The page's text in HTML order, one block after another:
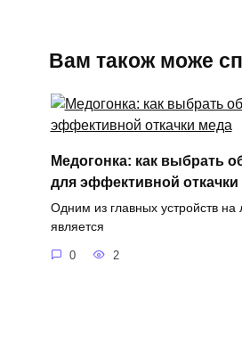
Вам також може
Медогонка: как выбрать
для эффективной откачки
Одним из главных устройств на
является
0 2